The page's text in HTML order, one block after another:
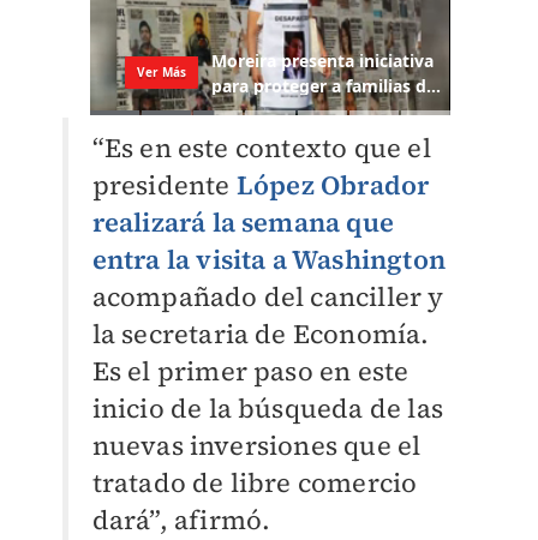
“Es en este contexto que el
presidente López Obrador
realizará la semana que
entra la visita a Washington
acompañado del canciller y
la secretaria de Economía.
Es el primer paso en este
inicio de la búsqueda de las
nuevas inversiones que el
tratado de libre comercio
dará”, afirmó.